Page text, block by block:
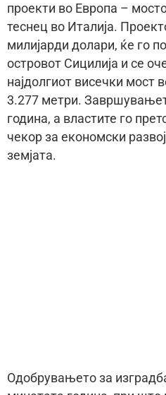
проекти во Европа –
теснец во Италија.
милијарди долари, ќе го
островот Сицилија и се
најдолгиот висечки мост
3.277 метри.
година, а властите го
чекор за економски
земјата.
Одобрувањето за